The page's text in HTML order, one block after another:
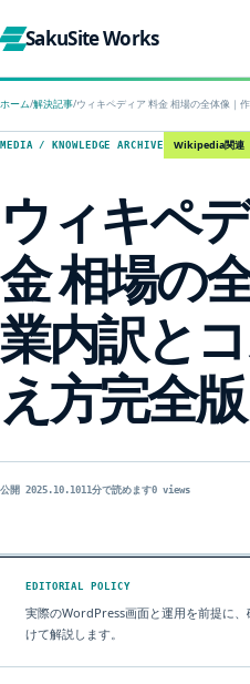
SakuSite Works
ホーム/解決記事/ウィキペディア 料金 相場の全体像｜
MEDIA / KNOWLEDGE ARCHIVE Wikipedia関連
ウィキペ
金 相場の
業内訳と
え方完全版
公開 2025.10.1011分で読めます0 views
EDITORIAL POLICY
実際のWordPress画面と運用を前提に
けて解説します。